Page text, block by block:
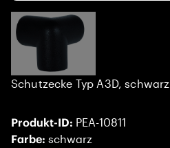
Schutzecke Typ A3D, schwarz
Produkt-ID: PEA-10811
Farbe: schwarz